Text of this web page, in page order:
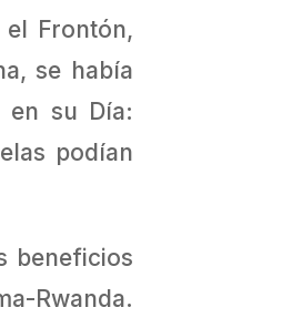
Frontón,
se había
en su Día:
podían
beneficios
Rwanda.